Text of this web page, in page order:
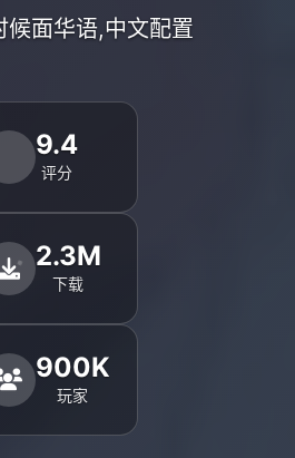
候面华语,中文配置
9.4
评分
2.3M
下载
900K
玩家